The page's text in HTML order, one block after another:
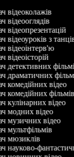
відеоколажів
відеооглядів
відеопрезентацій
відеоуроків з
відеоінтерв'ю
відеоісторій
детективних
драматичних
комедійних відео
комедійних фільмів
кулінарних відео
модних відео
музичних відео
мультфільмів
мюзиклів
науково-